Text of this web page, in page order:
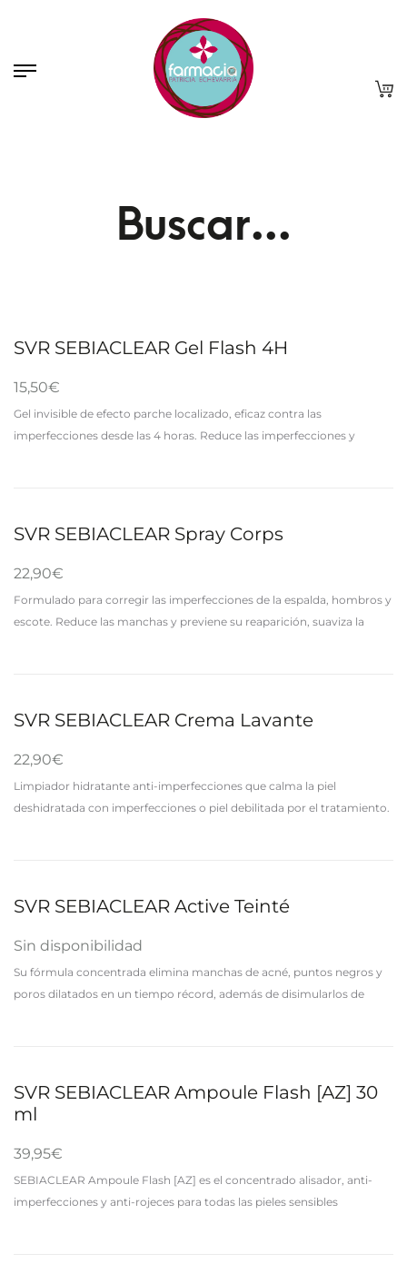
Buscar...
SVR SEBIACLEAR Gel Flash 4H
15,50€
Gel invisible de efecto parche localizado, eficaz contra las
imperfecciones desde las 4 horas. Reduce las imperfecciones y
SVR SEBIACLEAR Spray Corps
22,90€
Formulado para corregir las imperfecciones de la espalda, hombros y
escote. Reduce las manchas y previene su reaparición, suaviza la
SVR SEBIACLEAR Crema Lavante
22,90€
Limpiador hidratante anti-imperfecciones que calma la piel
deshidratada con imperfecciones o piel debilitada por el tratamiento.
SVR SEBIACLEAR Active Teinté
Sin disponibilidad
Su fórmula concentrada elimina manchas de acné, puntos negros y
poros dilatados en un tiempo récord, además de disimularlos de
SVR SEBIACLEAR Ampoule Flash [AZ] 30
ml
39,95€
SEBIACLEAR Ampoule Flash [AZ] es el concentrado alisador, anti-
imperfecciones y anti-rojeces para todas las pieles sensibles